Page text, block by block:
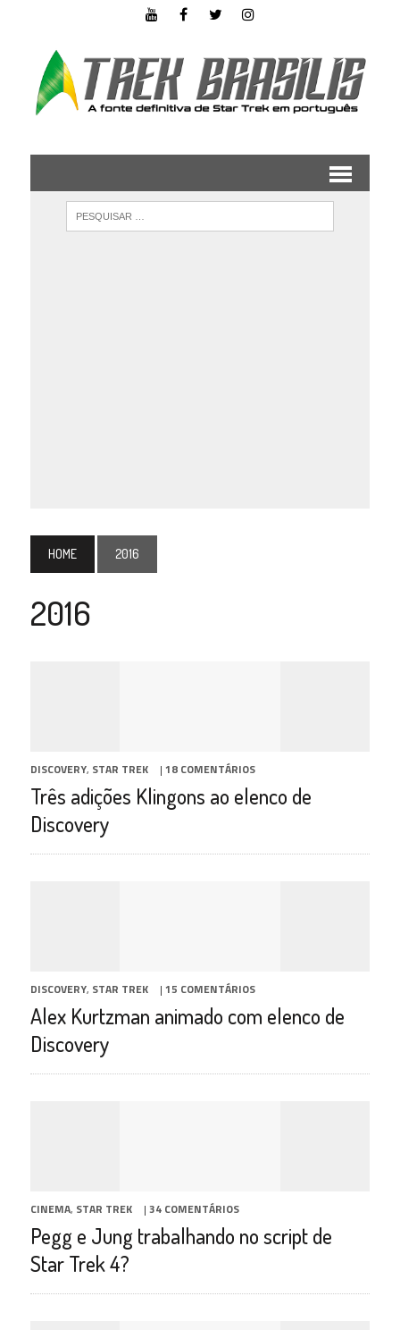
HOME 2016
2016
DISCOVERY, STAR TREK | 18 COMENTÁRIOS
Três adições Klingons ao elenco de
Discovery
DISCOVERY, STAR TREK | 15 COMENTÁRIOS
Alex Kurtzman animado com elenco de
Discovery
CINEMA, STAR TREK | 34 COMENTÁRIOS
Pegg e Jung trabalhando no script de
Star Trek 4?